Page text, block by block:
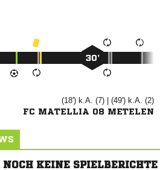
30’
(18') k.A. (7) | (49') k.A. (2)
FC MATELLIA 08 METELEN
KEINE SPIELBERICHTE